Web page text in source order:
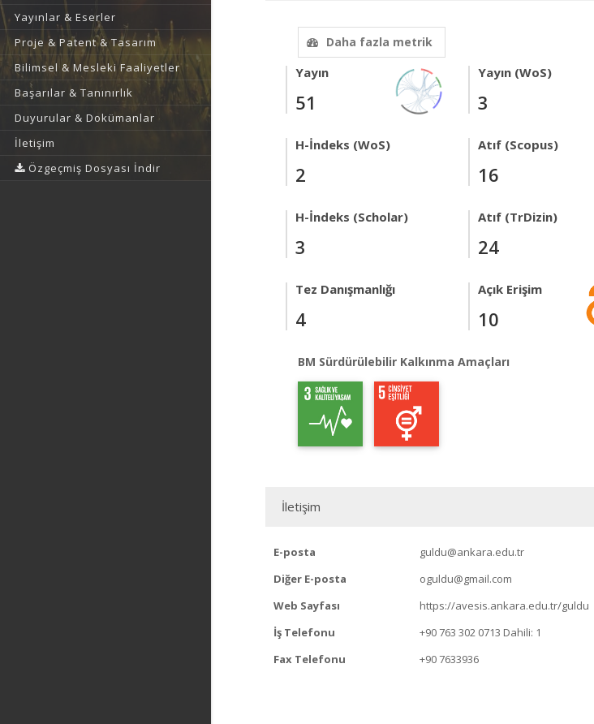
Yayınlar & Eserler
Proje & Patent & Tasarım
Bilimsel & Mesleki Faaliyetler
Başarılar & Tanınırlık
Duyurular & Dokümanlar
İletişim
Özgeçmiş Dosyası İndir
Daha fazla metrik
Yayın
51
Yayın (WoS)
3
H-İndeks (WoS)
2
Atıf (Scopus)
16
H-İndeks (Scholar)
3
Atıf (TrDizin)
24
Tez Danışmanlığı
4
Açık Erişim
10
BM Sürdürülebilir Kalkınma Amaçları
İletişim
E-posta
guldu@ankara.edu.tr
Diğer E-posta
oguldu@gmail.com
Web Sayfası
https://avesis.ankara.edu.tr/guldu
İş Telefonu
+90 763 302 0713 Dahili: 1
Fax Telefonu
+90 7633936